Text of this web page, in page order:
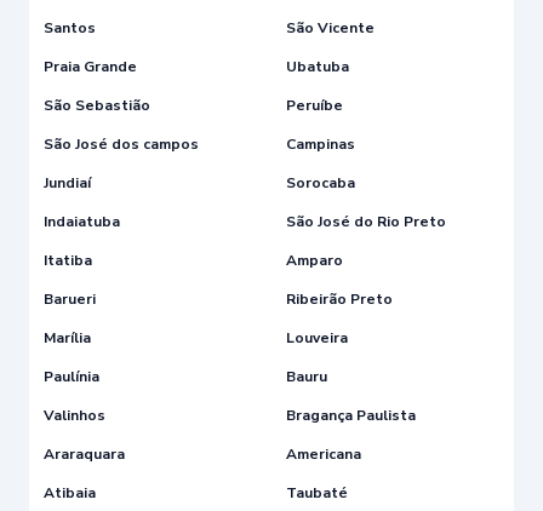
Santos
São Vicente
Praia Grande
Ubatuba
São Sebastião
Peruíbe
São José dos campos
Campinas
Jundiaí
Sorocaba
Indaiatuba
São José do Rio Preto
Itatiba
Amparo
Barueri
Ribeirão Preto
Marília
Louveira
Paulínia
Bauru
Valinhos
Bragança Paulista
Araraquara
Americana
Atibaia
Taubaté